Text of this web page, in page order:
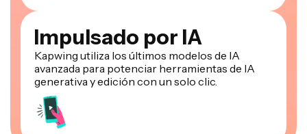
Impulsado por IA
Kapwing utiliza los últimos modelos de IA
avanzada para potenciar herramientas de IA
generativa y edición con un solo clic.